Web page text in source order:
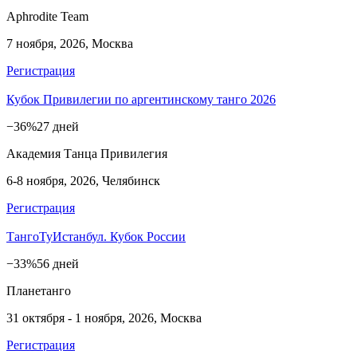
Aphrodite Team
7 ноября, 2026, Москва
Регистрация
Кубок Привилегии по аргентинскому танго 2026
−36%27 дней
Академия Танца Привилегия
6-8 ноября, 2026, Челябинск
Регистрация
ТангоТуИстанбул. Кубок России
−33%56 дней
Планетанго
31 октября - 1 ноября, 2026, Москва
Регистрация